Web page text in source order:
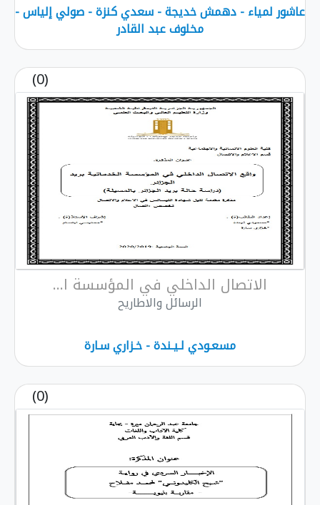
- دهمش خديجة - سعدي كنزة - صولي إلياس -
مخلوف عبد القادر
الداخلي في المؤسسة ا...
الرسائل والاطاريح
مسعـودي لـيـندة - خـزاري سـارة